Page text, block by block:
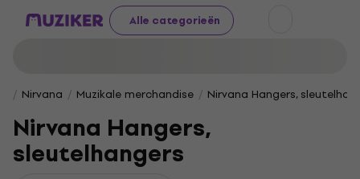
Alle categorieën
Nirvana Muzikale merchandise Nirvana Hangers,
Nirvana Hangers,
sleutelhangers